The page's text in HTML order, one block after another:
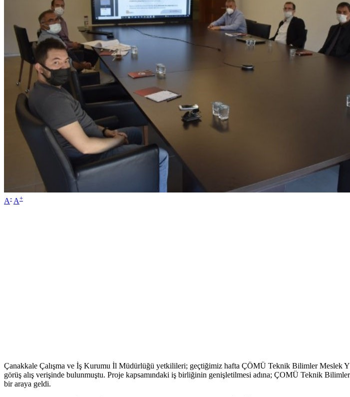
A- A+
Çanakkale Çalışma ve İş Kurumu İl Müdürlüğü yetkilileri; geçtiğimiz hafta ÇÖMÜ Teknik Bilimler
görüş alış verişinde bulunmuştu. Proje kapsamındaki iş birliğinin genişletilmesi adına; ÇOMÜ Teknik
bir araya geldi.